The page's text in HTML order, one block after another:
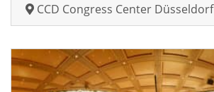
CCD Congress Center Düsseldorf